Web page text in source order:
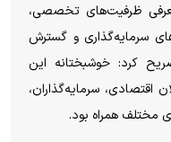
ظرفیت‌های تخصصی،
سرمایه‌گذاری و گسترش
کرد: خوشبختانه این
اقتصادی، سرمایه‌گذاران،
همراه بود.